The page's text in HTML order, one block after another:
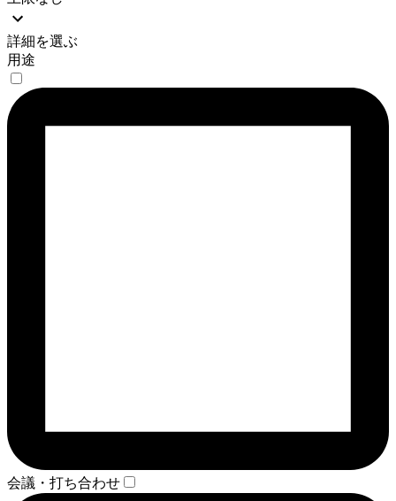
詳細を選ぶ
用途
会議・打ち合わせ